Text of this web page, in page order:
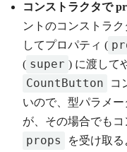
コンストラクタで
ントのコンストラ
してプロパティ (
( super ) に渡して
CountButton
コ
いので、型パラメ
が、その場合でも
props
を受け取